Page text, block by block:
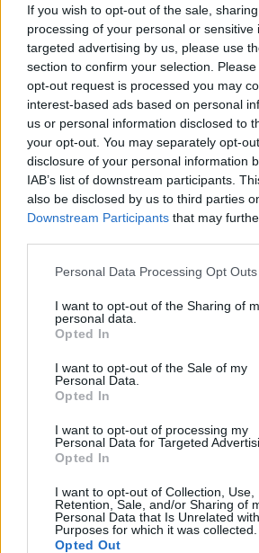
If you wish to opt-out of the sale,
processing of your personal or sensitive
targeted advertising by us, please use
section to confirm your selection.
opt-out request is processed you may
interest-based ads based on personal
us or personal information disclosed to
your opt-out. You may separately opt-
disclosure of your personal information
IAB’s list of downstream participants.
also be disclosed by us to third parties
Downstream Participants that may
Personal Data Processing Opt Outs
I want to opt-out of the Sharing of
personal data.
Opted In
I want to opt-out of the Sale of my
Personal Data.
Opted In
I want to opt-out of processing my
Personal Data for Targeted
Opted In
I want to opt-out of Collection, Use,
Retention, Sale, and/or Sharing of
Personal Data that Is Unrelated
Purposes for which it was collected.
Opted Out
2025. július 16., szerda
Hét megye tűzoltói
szentegyházi
bizonyultak a
Filmvetítés miatt
korlátozás lesz